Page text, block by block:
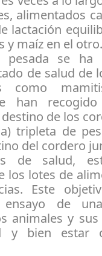
alimentados
lactación
y maíz en el otro.
se ha
de salud de
como
han
de los
tripleta de
del cordero
de salud,
los lotes de
Este
de
animales y sus
y bien estar